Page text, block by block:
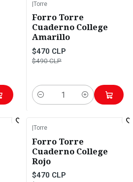
Torre
Forro Torre
Cuaderno College
Amarillo
$470 CLP
$490 CLP
Cantidad
Torre
Forro Torre
Cuaderno College
Rojo
$470 CLP